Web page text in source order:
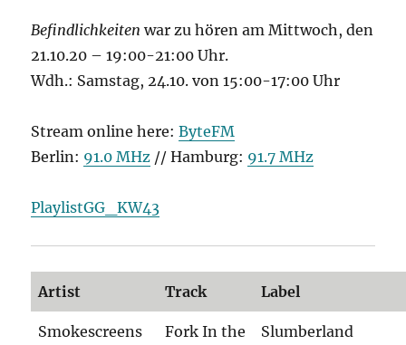
Befindlichkeitenwar zu hören am Mittwoch, den
21.10.20 – 19:00-21:00 Uhr.
Wdh.: Samstag, 24.10. von 15:00-17:00 Uhr
Stream online here:ByteFM
Berlin: 91.0 MHz // Hamburg: 91.7 MHz
PlaylistGG_KW43
Artist Track Label
Smokescreens
Fork In the
Slumberland